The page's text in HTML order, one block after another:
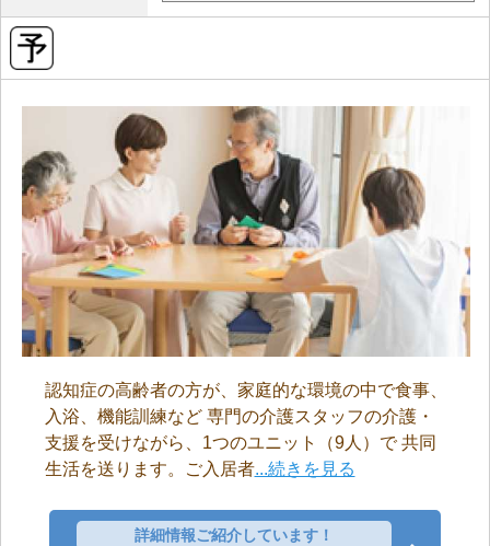
認知症の高齢者の方が、家庭的な環境の中で食事、
入浴、機能訓練など 専門の介護スタッフの介護・
支援を受けながら、1つのユニット（9人）で 共同
生活を送ります。ご入居者...続きを見る
詳細情報ご紹介しています！